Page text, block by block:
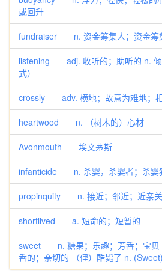
或回升
fundraiser n. 资金筹集人；资金筹
listening adj. 收听的；助听的 n. 倾
式）
crossly adv. 横地；故意为难地；
heartwood n. （树木的）心材
Avonmouth 埃文茅斯
infanticide n. 杀婴，杀婴者；杀婴
propinquity n. 接近；邻近；近亲
shortlived a. 短命的；短暂的
sweet n. 糖果；乐趣；芳香；宝贝
香的；亲切的 （俚）酷毙了 n.